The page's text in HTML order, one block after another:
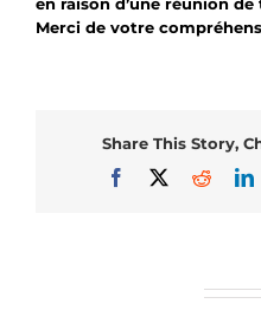
en raison d’une réunion de
Merci de votre
Share This Story,
Facebook
X Reddit